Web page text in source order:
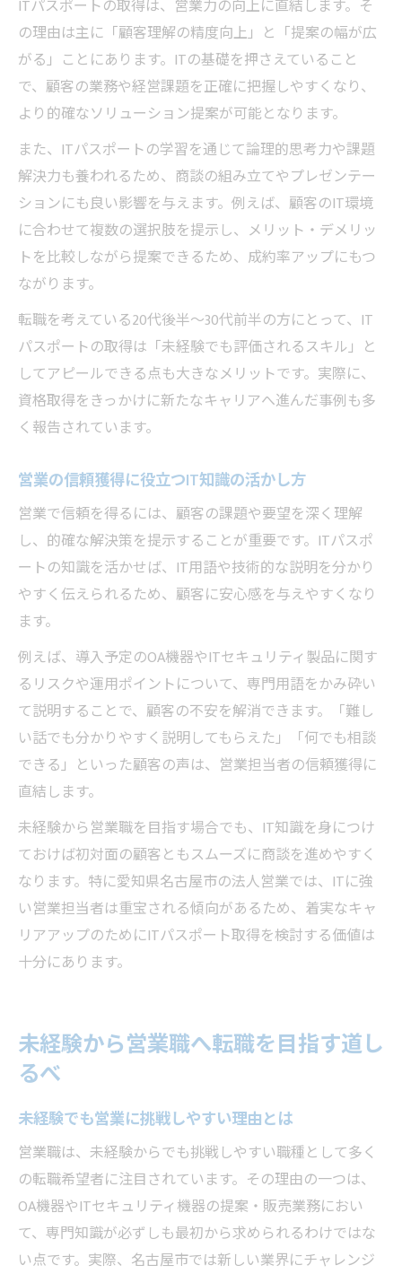
ITパスポートの取得は、営業力の向上に直結します。そ
の理由は主に「顧客理解の精度向上」と「提案の幅が広
がる」ことにあります。ITの基礎を押さえていること
で、顧客の業務や経営課題を正確に把握しやすくなり、
より的確なソリューション提案が可能となります。
また、ITパスポートの学習を通じて論理的思考力や課題
解決力も養われるため、商談の組み立てやプレゼンテー
ションにも良い影響を与えます。例えば、顧客のIT環境
に合わせて複数の選択肢を提示し、メリット・デメリッ
トを比較しながら提案できるため、成約率アップにもつ
ながります。
転職を考えている20代後半～30代前半の方にとって、IT
パスポートの取得は「未経験でも評価されるスキル」と
してアピールできる点も大きなメリットです。実際に、
資格取得をきっかけに新たなキャリアへ進んだ事例も多
く報告されています。
営業の信頼獲得に役立つIT知識の活かし方
営業で信頼を得るには、顧客の課題や要望を深く理解
し、的確な解決策を提示することが重要です。ITパスポ
ートの知識を活かせば、IT用語や技術的な説明を分かり
やすく伝えられるため、顧客に安心感を与えやすくなり
ます。
例えば、導入予定のOA機器やITセキュリティ製品に関す
るリスクや運用ポイントについて、専門用語をかみ砕い
て説明することで、顧客の不安を解消できます。「難し
い話でも分かりやすく説明してもらえた」「何でも相談
できる」といった顧客の声は、営業担当者の信頼獲得に
直結します。
未経験から営業職を目指す場合でも、IT知識を身につけ
ておけば初対面の顧客ともスムーズに商談を進めやすく
なります。特に愛知県名古屋市の法人営業では、ITに強
い営業担当者は重宝される傾向があるため、着実なキャ
リアアップのためにITパスポート取得を検討する価値は
十分にあります。
未経験から営業職へ転職を目指す道し
るべ
未経験でも営業に挑戦しやすい理由とは
営業職は、未経験からでも挑戦しやすい職種として多く
の転職希望者に注目されています。その理由の一つは、
OA機器やITセキュリティ機器の提案・販売業務におい
て、専門知識が必ずしも最初から求められるわけではな
い点です。実際、名古屋市では新しい業界にチャレンジ